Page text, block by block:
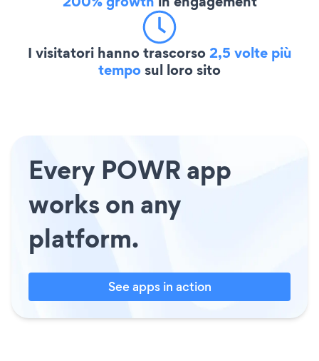
I visitatori hanno trascorso2,5 volte più
temposul loro sito
Every POWR app
works on any
platform.
See apps in action